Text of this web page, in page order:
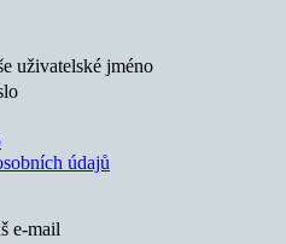
uživatelské jméno
údajů
e-mail